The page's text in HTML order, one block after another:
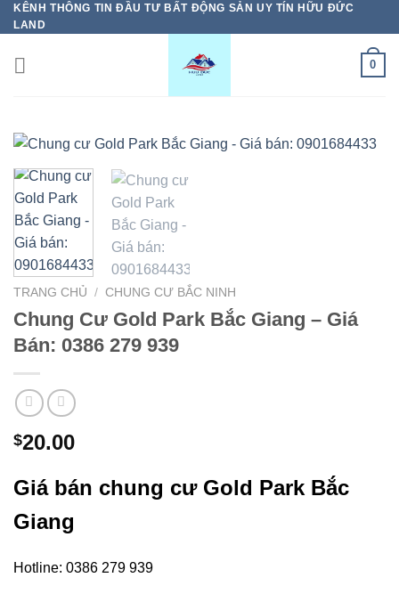
Bỏ
qua
nội
dung
KÊNH THÔNG TIN ĐẦU TƯ BẤT ĐỘNG SẢN UY TÍN HỮU ĐỨC
LAND
0
TRANG CHỦ / CHUNG CƯ BẮC NINH
Chung Cư Gold Park Bắc Giang – Giá
Bán: 0386 279 939
$20.00
Giá bán chung cư Gold Park Bắc
Giang
Hotline: 0386 279 939